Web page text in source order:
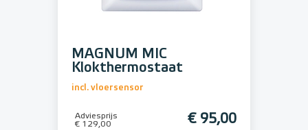
MAGNUM MIC
Klokthermostaat
incl. vloersensor
Adviesprijs
€ 129,00
€ 95,00